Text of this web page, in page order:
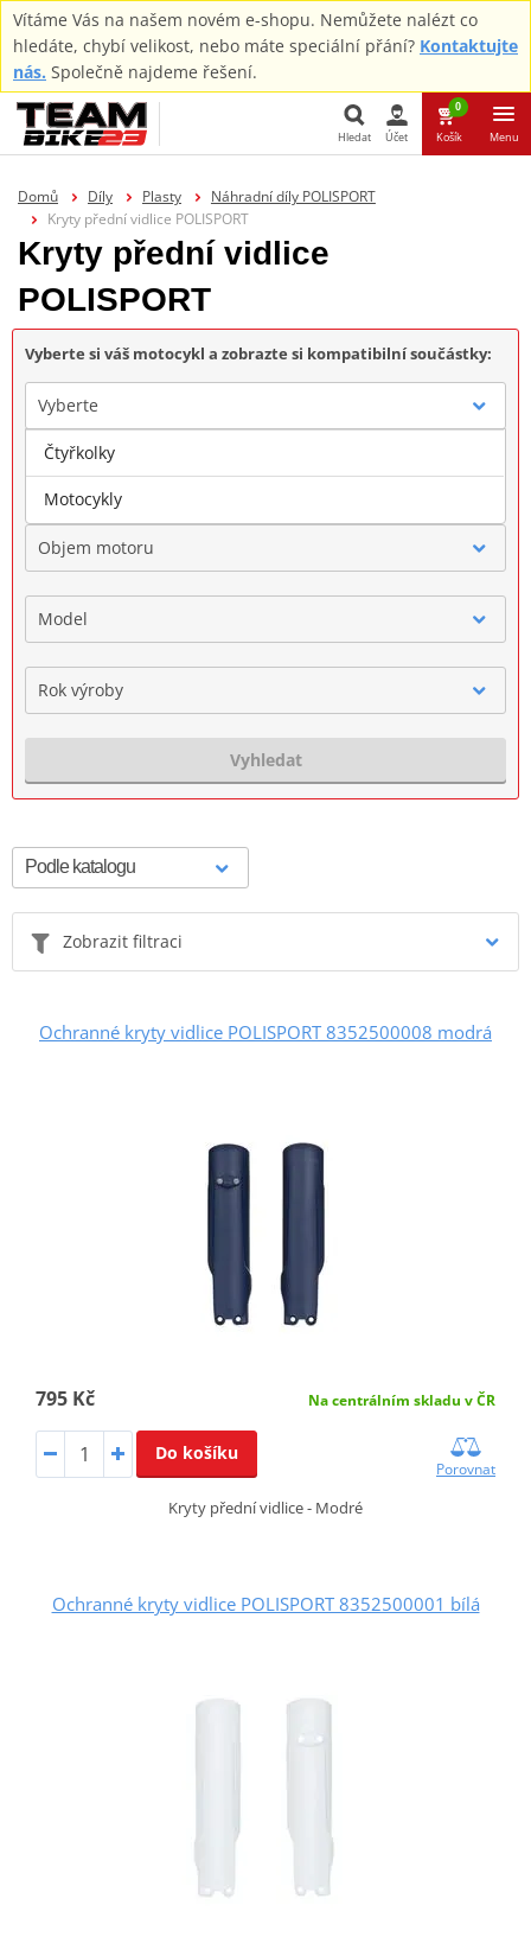
Vítáme Vás na našem novém e-shopu. Nemůžete nalézt co
hledáte, chybí velikost, nebo máte speciální přání? Kontaktujte
nás. Společně najdeme řešení.
Hledat Účet
0
Košík Menu
Domů Díly Plasty
Náhradní díly POLISPORT
Kryty přední vidlice POLISPORT
Kryty přední vidlice
POLISPORT
Vyberte si váš motocykl a zobrazte si kompatibilní součástky:
Vyberte
Značka
Objem motoru
Model
Rok výroby
Vyhledat
Zobrazit filtraci
Ochranné kryty vidlice POLISPORT 8352500008 modrá
795 Kč Na centrálním skladu v ČR
Do košíku
Porovnat
Kryty přední vidlice - Modré
Ochranné kryty vidlice POLISPORT 8352500001 bílá
Čtyřkolky
Motocykly